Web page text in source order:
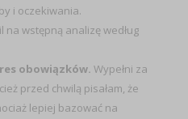
i oczekiwania.
na wstępną analizę według
obowiązków. Wypełni za
przed chwilą pisałam, że
lepiej bazować na